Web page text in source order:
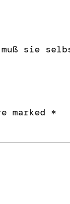
sie
marked *